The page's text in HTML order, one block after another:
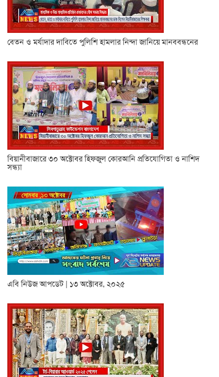
বেতন ও মর্যাদার দাবিতে পুলিশি হামলার নিন্দা জানিয়ে মানববন্ধনের
বিয়ানীবাজারে ৩০ অক্টোবর হিফজুল কোরআনি প্রতিযোগিতা ও নাশিদ
সন্ধ্যা
এবি নিউজ আপডেট | ১৩ অক্টোবর, ২০২৫